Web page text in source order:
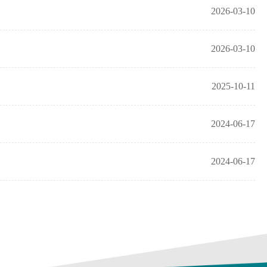
2026-03-10
2026-03-10
2025-10-11
2024-06-17
2024-06-17